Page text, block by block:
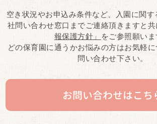
空き状況やお申込み条件など、入園に関す
社問い合わせ窓口までご連絡頂きますと
報保護方針」
をご参照願いま
どの保育園に通うかお悩みの方はお気軽
問い合わせ下さい。
お問い合わせはこち